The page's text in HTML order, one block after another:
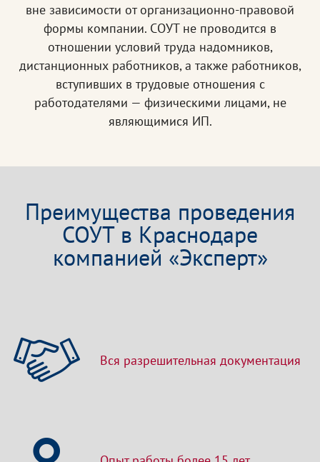
вне зависимости от организационно-правовой
формы компании. СОУТ не проводится в
отношении условий труда надомников,
дистанционных работников, а также работников,
вступивших в трудовые отношения с
работодателями — физическими лицами, не
являющимися ИП.
Преимущества проведения
СОУТ в Краснодаре
компанией «Эксперт»
Вся разрешительная документация